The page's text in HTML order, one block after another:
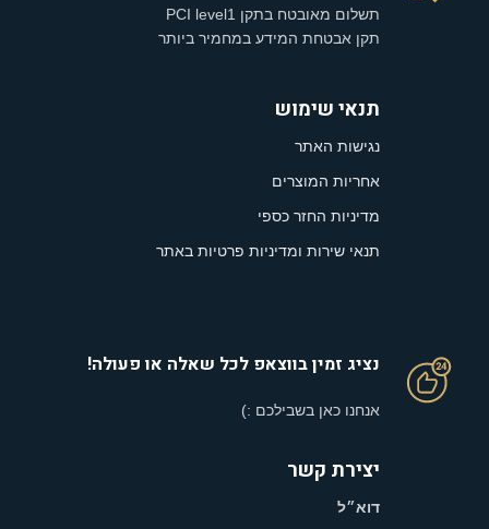
תשלום מאובטח בתקן PCI level1
תקן אבטחת המידע במחמיר ביותר
תנאי שימוש
נגישות האתר
אחריות המוצרים
מדיניות החזר כספי
תנאי שירות ומדיניות פרטיות באתר
נציג זמין בווצאפ לכל שאלה או פעולה!
אנחנו כאן בשבילכם :)
יצירת קשר
דוא״ל